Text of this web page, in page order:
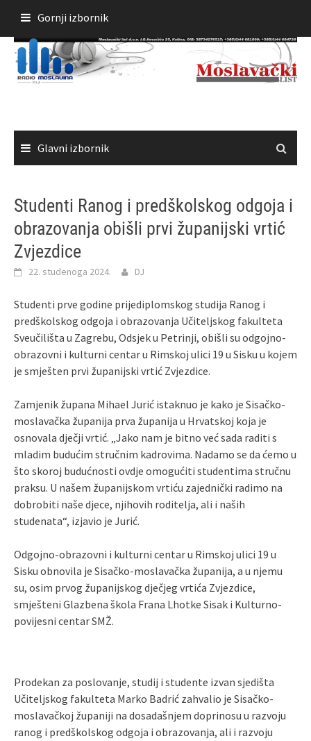
sadržaja
Gornji izbornik
Glavni izbornik
Studenti Ranog i predškolskog odgoja i
obrazovanja obišli prvi županijski vrtić
Zvjezdice
22. studenoga 2024. DJ
Studenti prve godine prijediplomskog studija Ranog i
predškolskog odgoja i obrazovanja Učiteljskog fakulteta
Sveučilišta u Zagrebu, Odsjek u Petrinji, obišli su odgojno-
obrazovni i kulturni centar u Rimskoj ulici 19 u Sisku u kojem
je smješten prvi županijski vrtić Zvjezdice.
Zamjenik župana Mihael Jurić istaknuo je kako je Sisačko-
moslavačka županija prva županija u Hrvatskoj koja je
osnovala dječji vrtić. „Jako nam je bitno već sada raditi s
mladim budućim stručnim kadrovima. Nadamo se da ćemo u
što skoroj budućnosti ovdje omogućiti studentima stručnu
praksu. U našem županijskom vrtiću zajednički radimo na
dobrobiti naše djece, njihovih roditelja, ali i naših
studenata“, izjavio je Jurić.
Odgojno-obrazovni i kulturni centar u Rimskoj ulici 19 u
Sisku obnovila je Sisačko-moslavačka županija, a u njemu
su, osim prvog županijskog dječjeg vrtića Zvjezdice,
smješteni Glazbena škola Frana Lhotke Sisak i Kulturno-
povijesni centar SMŽ.
Prodekan za poslovanje, studij i studente izvan sjedišta
Učiteljskog fakulteta Marko Badrić zahvalio je Sisačko-
moslavačkoj županiji na dosadašnjem doprinosu u razvoju
ranog i predškolskog odgoja i obrazovanja, ali i razvoju